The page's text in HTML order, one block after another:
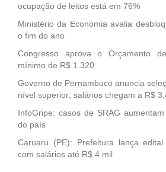
ocupação de leitos está em 76%
Ministério da Economia avalia
o fim do ano
Congresso aprova o Orçamento
mínimo de R$ 1.320
Governo de Pernambuco anuncia
nível superior; salários chegam a R$
InfoGripe: casos de SRAG
do país
Caruaru (PE): Prefeitura lança
com salários até R$ 4 mil